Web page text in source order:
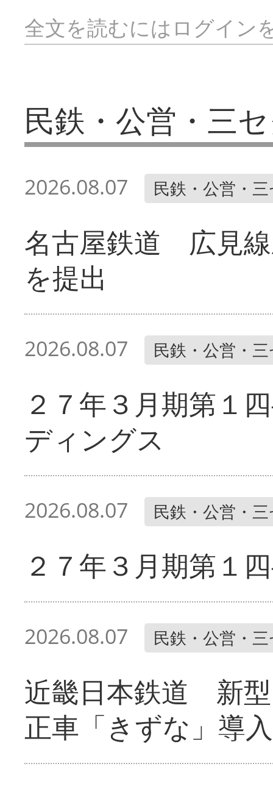
全文を読むにはログイン
民鉄・公営・三
2026.08.07 民鉄・公営・
名古屋鉄道 広見
を提出
2026.08.07 民鉄・公営・
２７年３月期第１
ディングス
2026.08.07 民鉄・公営・
２７年３月期第１
2026.08.07 民鉄・公営・
近畿日本鉄道 新
正車「きずな」導入